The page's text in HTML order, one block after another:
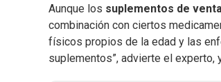
Aunque los suplementos de
combinación con ciertos
físicos propios de la edad y las
suplementos”, advierte el experto,